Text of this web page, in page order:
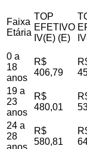
Faixa
Etária
TOP
EFETIVO
IV(E) (E)
0 a
18
anos
R$
406,79
19 a
23
anos
R$
480,01
24 a
28
R$
580,81